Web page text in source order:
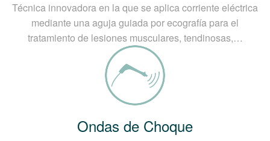
Técnica innovadora en la que se aplica corriente eléctrica
mediante una aguja guiada por ecografía para el
tratamiento de lesiones musculares, tendinosas,…
Ondas de Choque